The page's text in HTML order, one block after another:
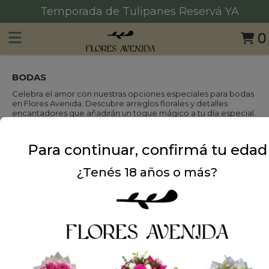
0
Consultanos por MD de Instagram 📩
BODAS
Celebra el amor con nuestras opciones especiales para bodas
en Flores Avenida. Descubre arreglos florales y detalles
encantadores que añadirán un toque mágico a tu día especial.
Para continuar, confirmá tu edad
¿Tenés 18 años o más?